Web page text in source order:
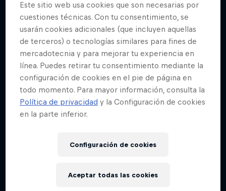
Este sitio web usa cookies que son necesarias por
cuestiones técnicas. Con tu consentimiento, se
usarán cookies adicionales (que incluyen aquellas
de terceros) o tecnologías similares para fines de
mercadotecnia y para mejorar tu experiencia en
línea. Puedes retirar tu consentimiento mediante la
configuración de cookies en el pie de página en
todo momento. Para mayor información, consulta la
Política de privacidad y la Configuración de cookies
en la parte inferior.
Configuración de cookies
Aceptar todas las cookies